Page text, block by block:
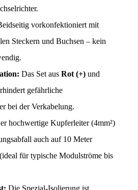
vorkonfektioniert mit
Steckern und Buchsen – kein
Das Set aus Rot (+)
gefährliche
bei der Verkabelung.
hochwertige Kupferleiter (4mm²)
auch auf 10 Meter
für typische Modulströme bis